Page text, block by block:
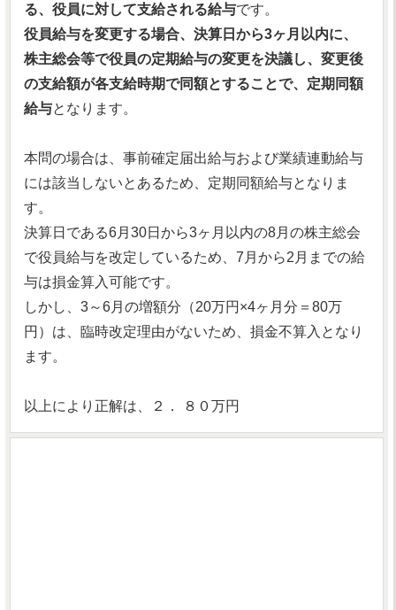
る、役員に対して支給される給与です。
役員給与を変更する場合、決算日から3ヶ月以内に、
株主総会等で役員の定期給与の変更を決議し、変更後
の支給額が各支給時期で同額とすることで、定期同額
給与となります。
本問の場合は、事前確定届出給与および業績連動給与
には該当しないとあるため、定期同額給与となりま
す。
決算日である6月30日から3ヶ月以内の8月の株主総会
で役員給与を改定しているため、7月から2月までの給
与は損金算入可能です。
しかし、3～6月の増額分（20万円×4ヶ月分＝80万
円）は、臨時改定理由がないため、損金不算入となり
ます。
以上により正解は、２． ８０万円